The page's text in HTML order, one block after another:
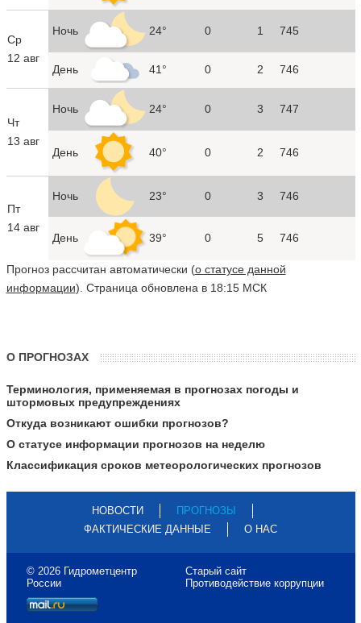
Ср
12 авг
Ночь 24° 0 1 745
День 41° 0 2 746
Чт
13 авг
Ночь 24° 0 3 747
День 40° 0 2 746
Пт
14 авг
Ночь 23° 0 3 746
День 39° 0 5 746
Прогноз рассчитан автоматически (о статусе данной
информации). Страница обновлена в 18:15 МСК
О ПРОГНОЗАХ
Терминология, применяемая в прогнозах погоды и
штормовых предупреждениях
Откуда возникают ошибки прогнозов?
О статусе информации прогнозов на неделю
Классификация сроков метеорологических прогнозов
НОВОСТИ
ПРОГНОЗЫ
ФАКТИЧЕСКИЕ ДАННЫЕ
О НАС
© 2026 Гидрометцентр
России
Старый сайт
Противодействие коррупции